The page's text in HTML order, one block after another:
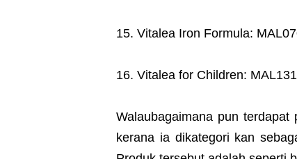
15. Vitalea Iron Formula:
16. Vitalea for Children:
Walaubagaimana pun
kerana ia dikategori kan